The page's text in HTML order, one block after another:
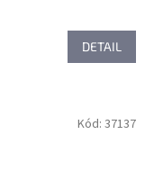
DETAIL
Kód: 37137